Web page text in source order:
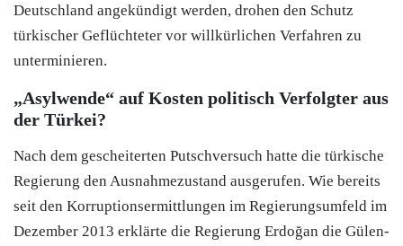
Deutschland angekündigt werden, drohen den Schutz
türkischer Geflüchteter vor willkürlichen Verfahren zu
unterminieren.
„Asylwende“ auf Kosten politisch Verfolgter aus
der Türkei?
Nach dem gescheiterten Putschversuch hatte die türkische
Regierung den Ausnahmezustand ausgerufen. Wie bereits
seit den Korruptionsermittlungen im Regierungsumfeld im
Dezember 2013 erklärte die Regierung Erdoğan die Gülen-